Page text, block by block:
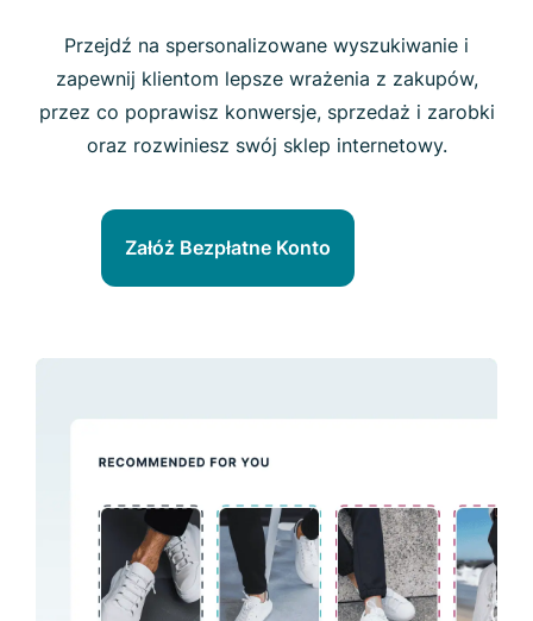
Przejdź na spersonalizowane wyszukiwanie i
zapewnij klientom lepsze wrażenia z zakupów,
przez co poprawisz konwersje, sprzedaż i zarobki
oraz rozwiniesz swój sklep internetowy.
Załóż Bezpłatne Konto